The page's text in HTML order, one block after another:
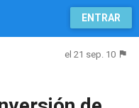
ENTRAR
el 21 sep. 10